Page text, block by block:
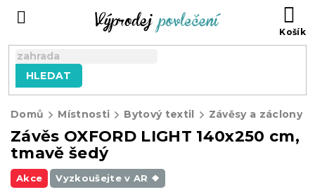
HLEDAT
Domů Místnosti Bytový textil Závěsy a záclony
Závěs OXFORD LIGHT 140x250 cm,
tmavě šedý
Akce Vyzkoušejte v AR ❖